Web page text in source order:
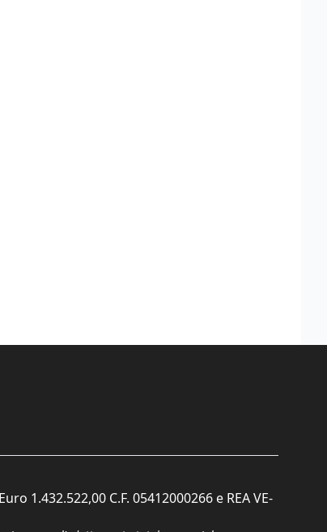
1.432.522,00 C.F. 05412000266 e REA VE-